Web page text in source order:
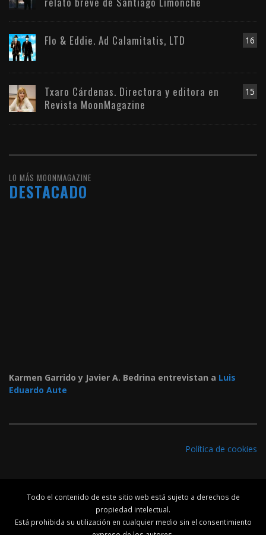
16
Flo & Eddie. Ad Calamitatis, LTD
15
Txaro Cárdenas. Directora y editora en
Revista MoonMagazine
LO MÁS MOONMAGAZINE
DESTACADO
Karmen Garrido y Javier A. Bedrina entrevistan a Luis
Eduardo Aute
Política de cookies
Todo el contenido de este sitio web está sujeto a derechos de
propiedad intelectual.
Está prohibida su utilización en cualquier medio sin el consentimiento